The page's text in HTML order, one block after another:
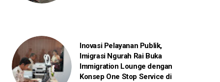
Inovasi Pelayanan Publik,
Imigrasi Ngurah Rai Buka
Immigration Lounge dengan
Konsep One Stop Service di